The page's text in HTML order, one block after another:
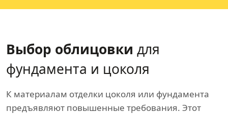
Выбор облицовки для
фундамента и цоколя
К материалам отделки цоколя или фундамента
предъявляют повышенные требования. Этот